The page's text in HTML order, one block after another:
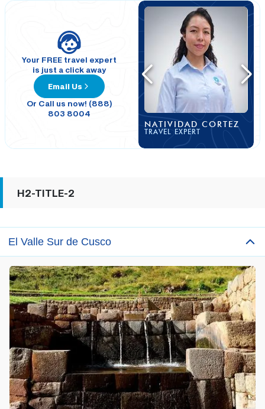
Your FREE travel expert
is just a click away
Email Us
Or Call us now! (888)
803 8004
NATIVIDAD CORTEZ
TRAVEL EXPERT
H2-TITLE-2
El Valle Sur de Cusco